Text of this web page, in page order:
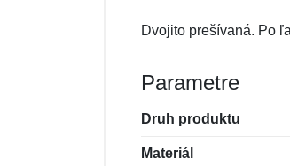
Dvojito prešívaná. Po
Parametre
Druh produktu
Materiál